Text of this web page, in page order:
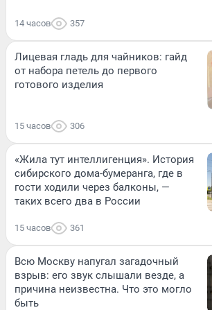
14 часов 357
Лицевая гладь для чайников: гайд
от набора петель до первого
готового изделия
15 часов 306
«Жила тут интеллигенция». История
сибирского дома-бумеранга, где в
гости ходили через балконы, —
таких всего два в России
15 часов 361
Всю Москву напугал загадочный
взрыв: его звук слышали везде, а
причина неизвестна. Что это могло
быть